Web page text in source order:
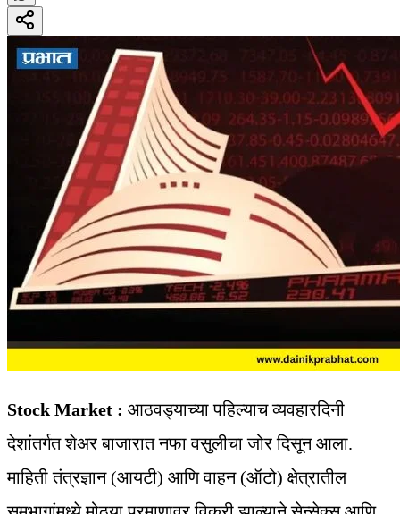
Stock Market : आठवड्याच्या पहिल्याच व्यवहारदिनी
देशांतर्गत शेअर बाजारात नफा वसुलीचा जोर दिसून आला.
माहिती तंत्रज्ञान (आयटी) आणि वाहन (ऑटो) क्षेत्रातील